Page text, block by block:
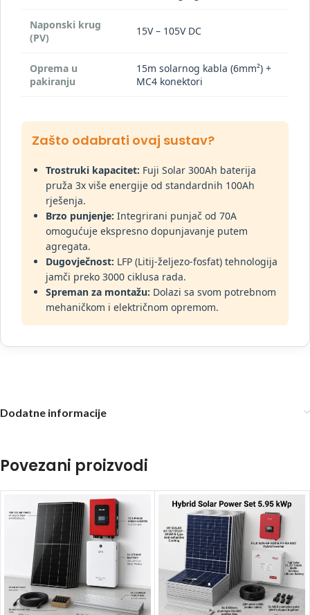
Naponski krug
(PV)
15V – 105V DC
Oprema u
pakiranju
15m solarnog kabla (6mm²) +
MC4 konektori
Zašto odabrati ovaj sustav?
Trostruki kapacitet: Fuji Solar 300Ah baterija
pruža 3x više energije od standardnih 100Ah
rješenja.
Brzo punjenje: Integrirani punjač od 70A
omogućuje ekspresno dopunjavanje putem
agregata.
Dugovječnost: LFP (Litij-željezo-fosfat) tehnologija
jamči preko 3000 ciklusa rada.
Spreman za montažu: Dolazi sa svom potrebnom
mehaničkom i električnom opremom.
Dodatne informacije
Povezani proizvodi